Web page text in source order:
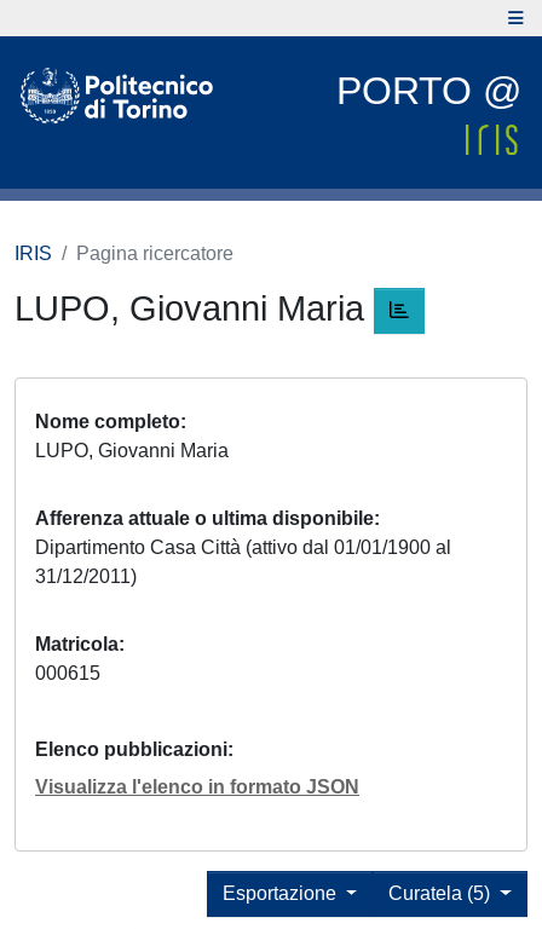
PORTO @
IRIS Pagina ricercatore
LUPO, Giovanni Maria
Nome completo
LUPO, Giovanni Maria
Afferenza attuale o ultima disponibile
Dipartimento Casa Città (attivo dal 01/01/1900 al
31/12/2011)
Matricola
000615
Elenco pubblicazioni
Visualizza l'elenco in formato JSON
Curatela (5)
Esportazione